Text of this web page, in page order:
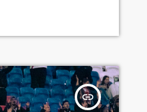
insert_link